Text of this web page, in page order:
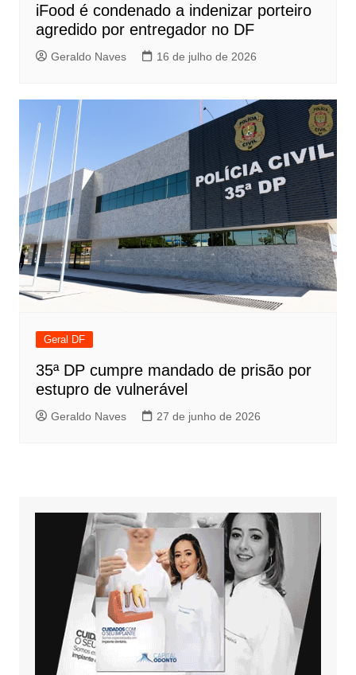
iFood é condenado a indenizar porteiro
agredido por entregador no DF
Geraldo Naves 16 de julho de 2026
Geral DF
35ª DP cumpre mandado de prisão por
estupro de vulnerável
Geraldo Naves 27 de junho de 2026